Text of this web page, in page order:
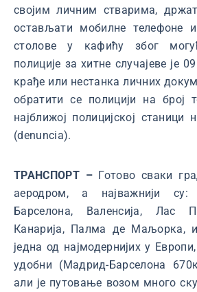
својим личним стварима,
остављати мобилне телефоне
столове у кафићу због
полиције за хитне случајеве је
крађе или нестанка личних
обратити се полицији нa број
најближој полицијској станици
(denuncia).
ТРАНСПОРТ –Готово сваки
аеродром, а најважнији су:
Барселона, Валенсија, Лас
Канарија, Палма де Маљорка,
једна од најмодернијих у
удобни (Мадрид-Барселона
али је путовање возом много